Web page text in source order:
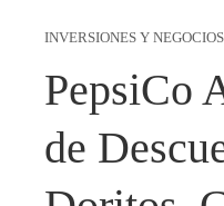
INVERSIONES Y NEGOCIOS
PepsiCo
de